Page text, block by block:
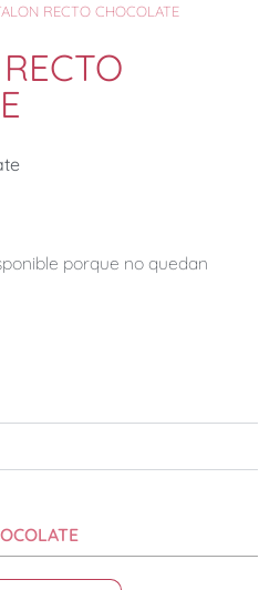
RECTO CHOCOLATE
porque no quedan